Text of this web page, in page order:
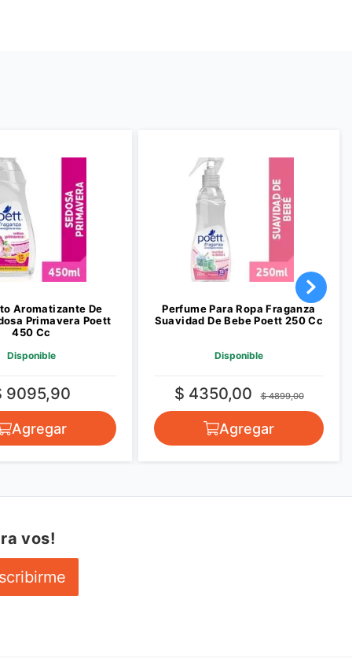
Aromatizante De
Primavera Poett
450 Cc
Disponible
9095,90
Agregar
Perfume Para Ropa Fraganza
Suavidad De Bebe Poett 250 Cc
Disponible
$ 4350,00 $ 4899,00
Agregar
vos!